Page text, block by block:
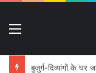
बुजुर्ग-दिव्यांगों के घर